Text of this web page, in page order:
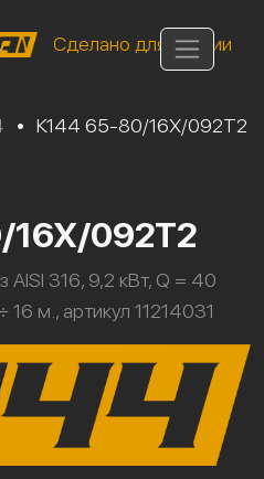
Сделано для России
• К144 65-80/16Х/092Т2
16Х/092Т2
316, 9,2 кВт, Q = 40
16 м., артикул 11214031